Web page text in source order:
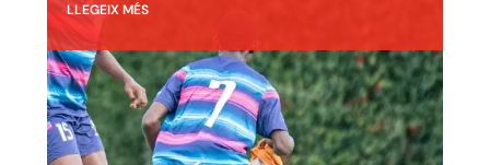
LLEGEIX MÉS